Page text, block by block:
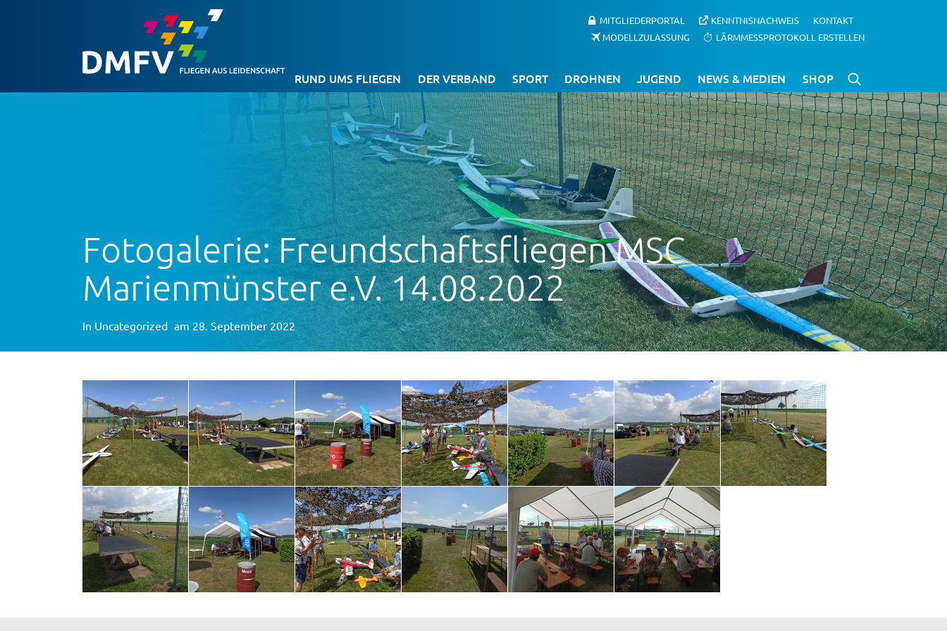
MITGLIEDERPORTAL KENNTNISNACHWEIS
KONTAKT
MODELLZULASSUNG
LÄRMMESSPROTOKOLL ERSTELLEN
RUND UMS FLIEGEN DER VERBAND SPORT DROHNEN JUGEND NEWS & MEDIEN SHOP
Fotogalerie: Freundschaftsfliegen MSC
Marienmünster e.V. 14.08.2022
In Uncategorized am 28. September 2022